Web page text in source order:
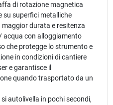
di rotazione magnetica
su superfici metalliche
durata e resitenza
acqua con alloggiamento
che protegge lo strumento e
in condizioni di cantiere
e garantisce il
quando trasportato da un
autolivella in pochi secondi,